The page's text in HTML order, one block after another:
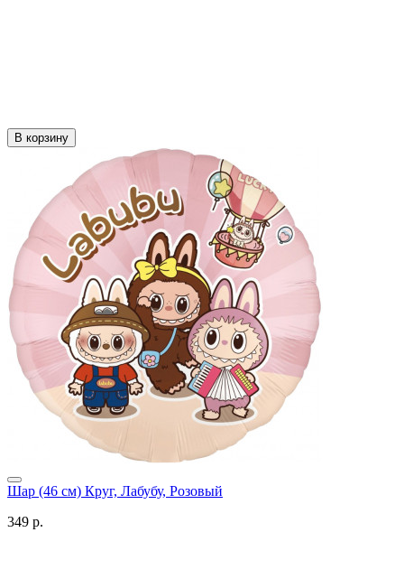
В корзину
Шар (46 см) Круг, Лабубу, Розовый
349 р.